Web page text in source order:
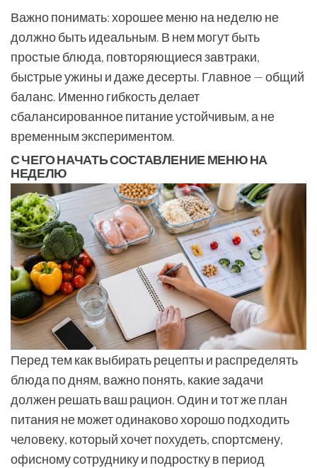
Важно понимать: хорошее меню на неделю не
должно быть идеальным. В нем могут быть
простые блюда, повторяющиеся завтраки,
быстрые ужины и даже десерты. Главное — общий
баланс. Именно гибкость делает
сбалансированное питание устойчивым, а не
временным экспериментом.
С ЧЕГО НАЧАТЬ СОСТАВЛЕНИЕ МЕНЮ НА
НЕДЕЛЮ
Перед тем как выбирать рецепты и распределять
блюда по дням, важно понять, какие задачи
должен решать ваш рацион. Один и тот же план
питания не может одинаково хорошо подходить
человеку, который хочет похудеть, спортсмену,
офисному сотруднику и подростку в период